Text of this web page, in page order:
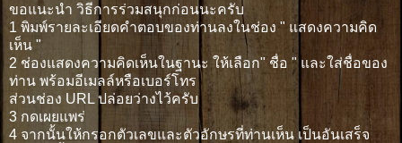
ขอแนะนำ วิธีการร่วมสนุกก่อนนะครับ
1 พิมพ์รายละเอียดคำตอบของท่านลงในช่อง " แสดงความคิด
เห็น "
2 ช่องแสดงความคิดเห็นในฐานะ ให้เลือก" ชื่อ " และใส่ชื่อของ
ท่าน พร้อมอีเมลล์หรือเบอร์โทร
ส่วนช่อง URL ปล่อยว่างไว้ครับ
3 กดเผยแพร่
4 จากนั้นให้กรอกตัวเลขและตัวอักษรที่ท่านเห็น เป็นอันเสร็จ